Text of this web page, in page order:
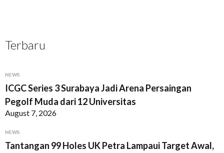
Terbaru
NEWS
ICGC Series 3 Surabaya Jadi Arena Persaingan
Pegolf Muda dari 12 Universitas
August 7, 2026
NEWS
Tantangan 99 Holes UK Petra Lampaui Target Awal,